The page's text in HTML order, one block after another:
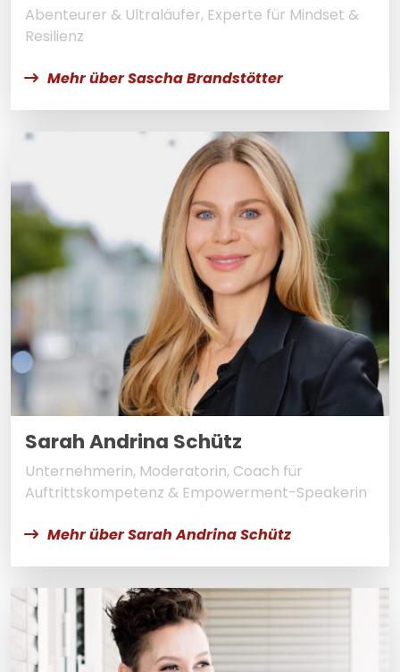
Abenteurer & Ultraläufer, Experte für Mindset &
Resilienz
Mehr über Sascha Brandstötter
Sarah Andrina Schütz
Unternehmerin, Moderatorin, Coach für
Auftrittskompetenz & Empowerment-Speakerin
Mehr über Sarah Andrina Schütz